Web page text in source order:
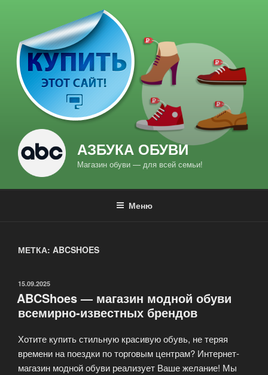
содержимому
АЗБУКА ОБУВИ
Магазин обуви — для всей семьи!
Меню
МЕТКА: ABCSHOES
ОПУБЛИКОВАНО
15.09.2025
ABCShoes — магазин модной обуви
всемирно-известных брендов
Хотите купить стильную красивую обувь, не теряя
времени на поездки по торговым центрам? Интернет-
магазин модной обуви реализует Ваше желание! Мы